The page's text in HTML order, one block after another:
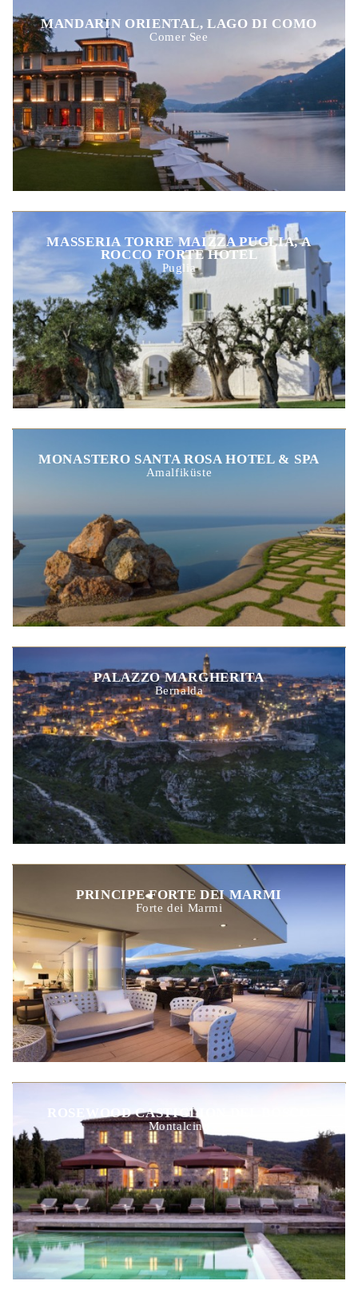
MANDARIN ORIENTAL, LAGO DI COMO
Comer See
MASSERIA TORRE MAIZZA PUGLIA, A
ROCCO FORTE HOTEL
Puglia
MONASTERO SANTA ROSA HOTEL & SPA
Amalfiküste
PALAZZO MARGHERITA
Bernalda
PRINCIPE FORTE DEI MARMI
Forte dei Marmi
ROSEWOOD CASTIGLION DEL BOSCO
Montalcino